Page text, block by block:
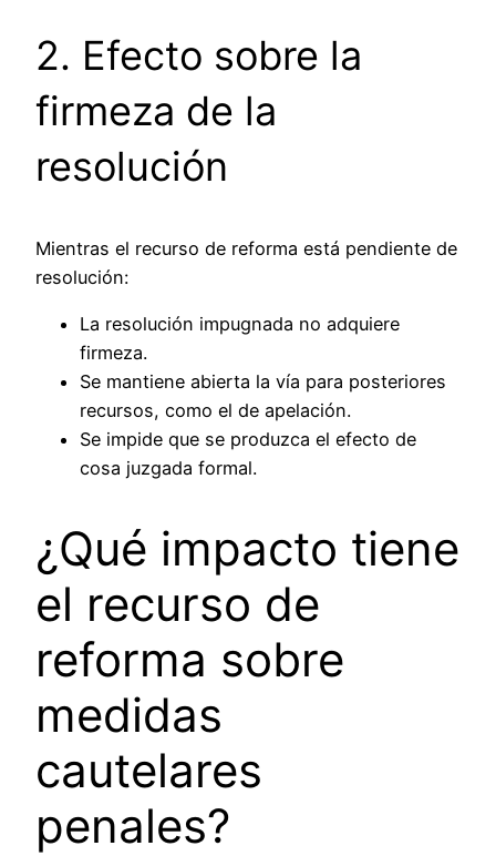
2. Efecto sobre la
firmeza de la
resolución
Mientras el recurso de reforma está pendiente de
resolución:
La resolución impugnada no adquiere
firmeza.
Se mantiene abierta la vía para posteriores
recursos, como el de apelación.
Se impide que se produzca el efecto de
cosa juzgada formal.
¿Qué impacto tiene
el recurso de
reforma sobre
medidas
cautelares
penales?